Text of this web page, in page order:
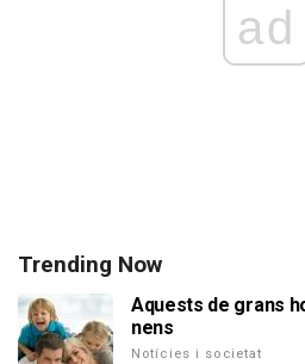
ad
Trending Now
Aquests de grans
nens
Notícies i societat